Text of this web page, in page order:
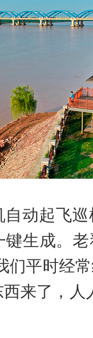
自动起飞
键生成。
们平时经
来了，人